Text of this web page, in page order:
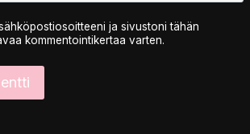
ja sivustoni tähän
kommentointikertaa varten.